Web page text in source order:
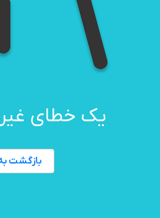
یک خطای غیر
بازگشت